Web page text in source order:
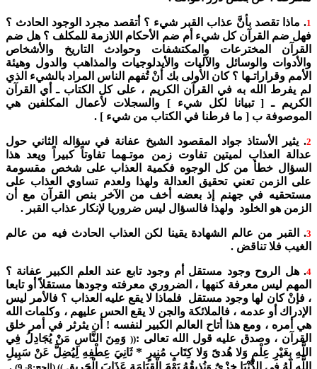
1. ماذا تقصد بأنَّ عذاب القبر شيء ؟ أتقصد مجرد الوجود الحادث ؟
فهل ضم القرآن كل شيء أم ضم الأحكام اللازمة للمكلف ؟ هل ضم
القرآن المخترعات والمكتشفات وحوادث التاريخ والأشخاص
والأدوات والوسائل والآليات والأيدلوجيات والمذاهب والدول وهيئة
الأمم وقراراتـها ؟ كان الأولى بك أنْ تُفهم الناس المراد بالشيء الذي
لم يفرط الله به في القرآن الكريم ، على كل الكتاب ـ أي القرآن
الكريم ـ [ تبيانا لكل شيء ] والسجلات لأعمال المكلفين هي
الموصوفة ب [ ما فرطنا في الكتاب من شيء ] .
2. يثير الأستاذ جواد المقصود الشيخ عفانة في سؤاله الثاني حول
عدالة العذاب لميتين تفاوت زمن موتـهما تفاوتاً كبيراً ويعد هذا
السؤال خطأ من كل الوجوه فكمية العذاب على شخص مقسومة
على الزمن تعني تحقيق العدالة ولهذا ولعدم تساوي العذاب على
مستحقيه في جهنم إذ بعضه أخف من الآخر بنص القرآن مع أن
الزمن هو الخلود ولهذا فالسؤال ليس ضروريا لإنكار عذاب القبر .
3. القبر من عالم الشهادة يقينا لكن العذاب الحادث فيه من عالم
الغيب فلا تناقض .
4. هل الروح وجود مستقل أم وجود تابع عند العلم الكبير عفانة ؟
المهم ليس معرفة كنهها ، الضروري معرفته وجودها مستقلاً أو تابعا
، فإنْ كان لها وجود مستقل فلماذا لا يقع عليه العذاب ؟ فالأمر ليس
الإدراك أو عدمه ، فالملائكة والجن لا يقع الحس عليهم ، وكلمات الله
هي أمره ، ومع هذا أتاح العالم الكبير لنفسه ! أن يثرثر في أمر خلق
القرآن ، وصدق عليه قول الله تعالى :(( وَمِنَ النَّاسِ مَنْ يُجَادِلُ فِي
اللَّهِ بِغَيْرِ عِلْمٍ وَلا هُدىً وَلا كِتَابٍ مُنِيرٍ
* ثَانِيَ عِطْفِهِ لِيُضِلَّ عَنْ سَبِيلِ
اللَّهِ لَهُ فِي الدُّنْيَا خِزْيٌ وَنُذِيقُهُ يَوْمَ الْقِيَامَةِ عَذَابَ الْحَرِيقِ
.